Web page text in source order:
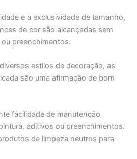
e a exclusividade de tamanho,
de cor são alcançadas sem
preenchimentos.
estilos de decoração, as
são uma afirmação de bom
facilidade de manutenção
aditivos ou preenchimentos.
de limpeza neutros para